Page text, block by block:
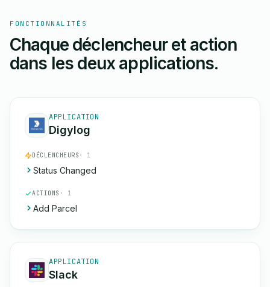
FONCTIONNALITÉS
Chaque déclencheur et action
dans les deux applications.
APPLICATION
Digylog
DÉCLENCHEURS · 1
Status Changed
ACTIONS · 1
Add Parcel
APPLICATION
Slack